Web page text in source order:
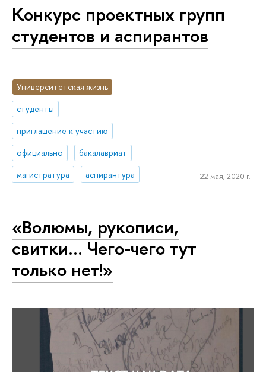
Конкурс проектных групп
студентов и аспирантов
Университетская жизнь
студенты
приглашение к участию
официально
бакалавриат
магистратура
аспирантура 22 мая, 2020 г.
«Волюмы, рукописи,
свитки… Чего-чего тут
только нет!»